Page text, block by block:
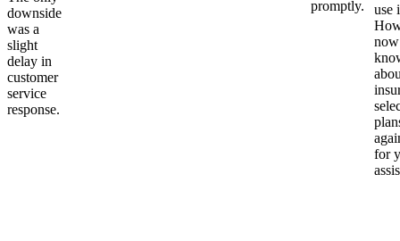
downside
was a
slight
delay in
customer
service
response.
promptly.
use
for